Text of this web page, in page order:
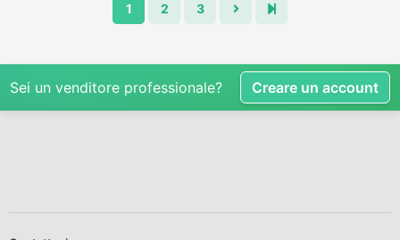
1 2 3
Sei un venditore professionale? Creare un account